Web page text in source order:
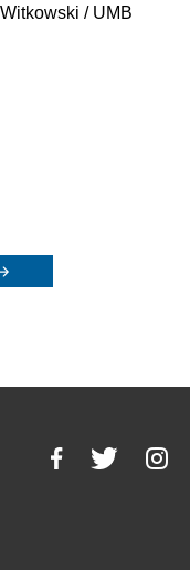
/ UMB